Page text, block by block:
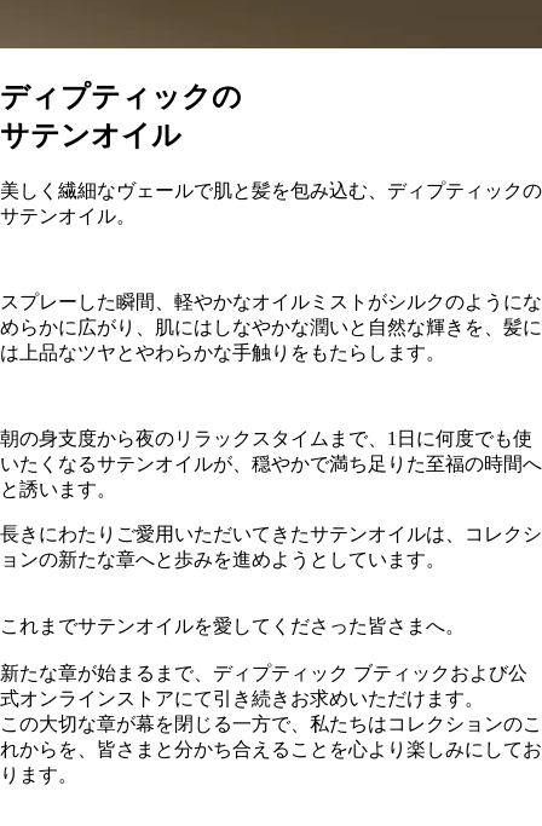
ディプティックの
サテンオイル
美しく繊細なヴェールで肌と髪を包み込む、ディプティックの
サテンオイル。
スプレーした瞬間、軽やかなオイルミストがシルクのようにな
めらかに広がり、肌にはしなやかな潤いと自然な輝きを、髪に
は上品なツヤとやわらかな手触りをもたらします。
朝の身支度から夜のリラックスタイムまで、1日に何度でも使
いたくなるサテンオイルが、穏やかで満ち足りた至福の時間へ
と誘います。
長きにわたりご愛用いただいてきたサテンオイルは、コレクシ
ョンの新たな章へと歩みを進めようとしています。
これまでサテンオイルを愛してくださった皆さまへ。
新たな章が始まるまで、ディプティック ブティックおよび公
式オンラインストアにて引き続きお求めいただけます。
この大切な章が幕を閉じる一方で、私たちはコレクションのこ
れからを、皆さまと分かち合えることを心より楽しみにしてお
ります。